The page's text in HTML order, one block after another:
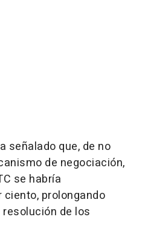
señalado que, de no
de negociación,
se habría
prolongando
de los